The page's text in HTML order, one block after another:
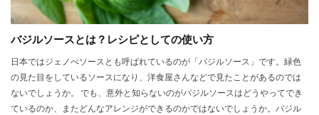
バジルソースとは？レシピとしての使い方
日本ではジェノべソースとも呼ばれているのが「バジルソース」です。緑色
の見た目をしているソースになり、洋食屋さんなどで見たことがあるのでは
ないでしょうか。 でも、意外と知らないのがバジルソースはどうやってでき
ているのか、またどんなアレンジができるのかではないでしょうか。バジル